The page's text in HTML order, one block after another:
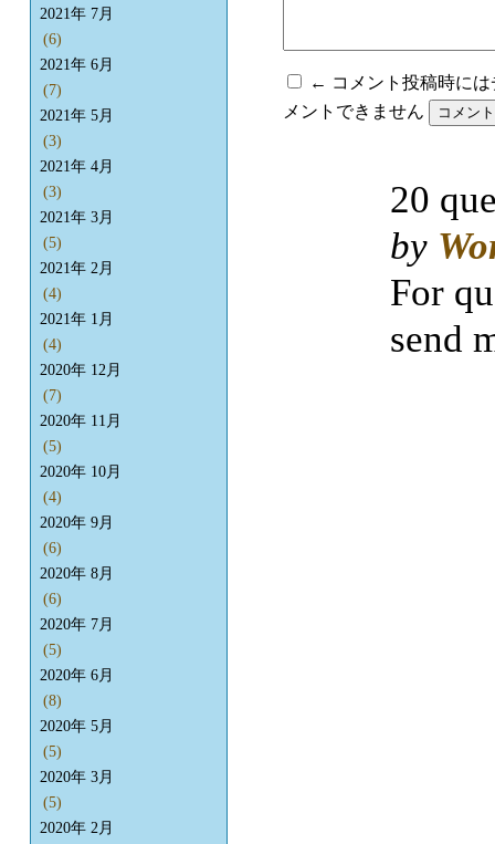
← コメント投稿時に
メントできません
2021年 7月
(6)
2021年 6月
(7)
2021年 5月
(3)
2021年 4月
(3)
2021年 3月
(5)
2021年 2月
(4)
2021年 1月
(4)
2020年 12月
(7)
2020年 11月
(5)
2020年 10月
(4)
2020年 9月
(6)
2020年 8月
(6)
2020年 7月
(5)
2020年 6月
(8)
2020年 5月
(5)
2020年 3月
(5)
2020年 2月
20
by
For
send